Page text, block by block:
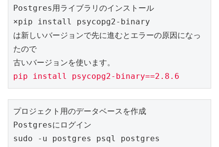
Postgres用ライブラリのインストール
×pip install psycopg2-binary
は新しいバージョンで先に進むとエラーの原因になっ
たので
pip install psycopg2-binary==2.8.6
プロジェクト用のデータベースを作成
Postgresにログイン
sudo -u postgres psql postgres